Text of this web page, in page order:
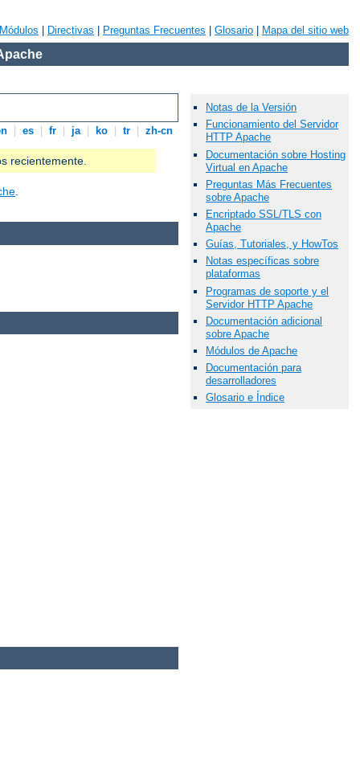
Módulos Directivas Preguntas Frecuentes Glosario Mapa del sitio web
es fr ja ko tr zh-cn
recientemente.
.
Notas de la Versión
Funcionamiento del Servidor
HTTP Apache
Documentación sobre Hosting
Virtual en Apache
Preguntas Más Frecuentes
sobre Apache
Encriptado SSL/TLS con
Apache
Guías, Tutoriales, y HowTos
Notas específicas sobre
plataformas
Programas de soporte y el
Servidor HTTP Apache
Documentación adicional
sobre Apache
Módulos de Apache
Documentación para
desarrolladores
Glosario e Índice